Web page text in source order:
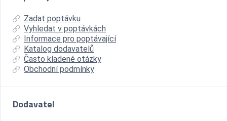
Zadat poptávku
Vyhledat v poptávkách
Informace pro poptávající
Katalog dodavatelů
Často kladené otázky
Obchodní podmínky
Dodavatel